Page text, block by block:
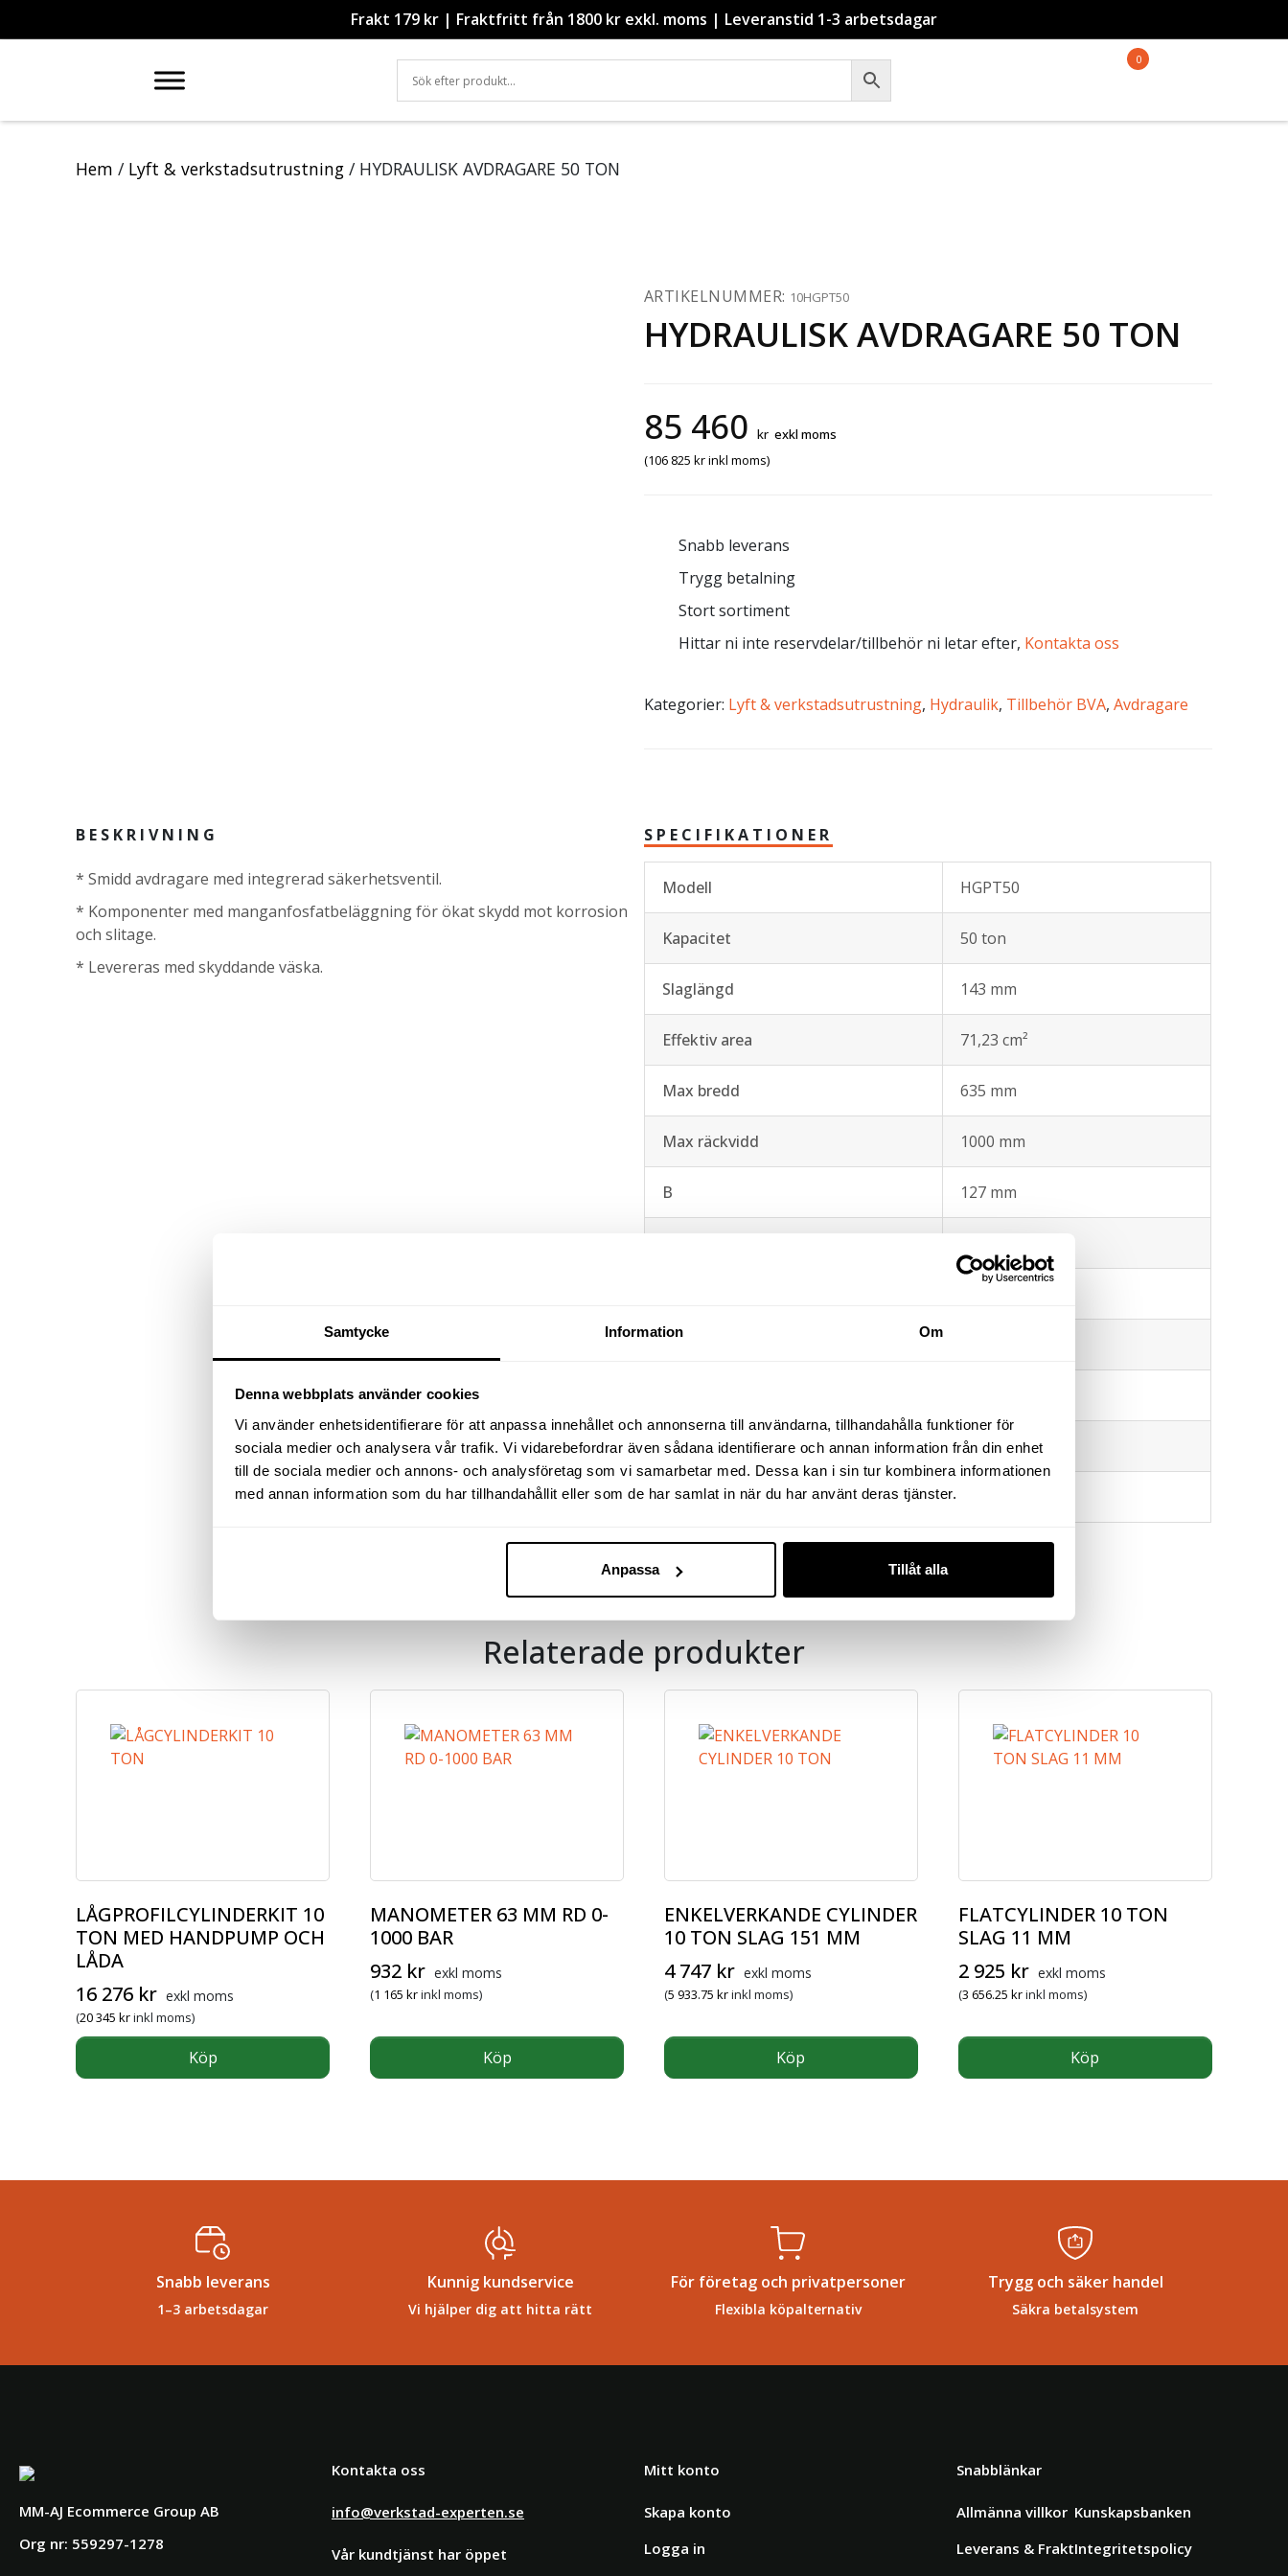
Samtycke Information Om
Denna webbplats använder cookies
Vi använder enhetsidentifierare för att anpassa innehållet och annonserna till användarna, tillhandahålla funktioner för
sociala medier och analysera vår trafik. Vi vidarebefordrar även sådana identifierare och annan information från din enhet
till de sociala medier och annons- och analysföretag som vi samarbetar med. Dessa kan i sin tur kombinera informationen
med annan information som du har tillhandahållit eller som de har samlat in när du har använt deras tjänster.
Anpassa Tillåt alla
Frakt 179 kr | Fraktfritt från 1800 kr exkl. moms | Leveranstid 1-3 arbetsdagar
0
Hem / Lyft & verkstadsutrustning / HYDRAULISK AVDRAGARE 50 TON
ARTIKELNUMMER: 10HGPT50
HYDRAULISK AVDRAGARE 50 TON
85 460 kr exkl moms
(106 825 krinkl moms)
Snabb leverans
Trygg betalning
Stort sortiment
Hittar ni inte reservdelar/tillbehör ni letar efter, Kontakta oss
Kategorier: Lyft & verkstadsutrustning, Hydraulik, Tillbehör BVA, Avdragare
BESKRIVNING
* Smidd avdragare med integrerad säkerhetsventil.
* Komponenter med manganfosfatbeläggning för ökat skydd mot korrosion
och slitage.
* Levereras med skyddande väska.
SPECIFIKATIONER
Modell HGPT50
Kapacitet 50 ton
Slaglängd 143 mm
Effektiv area 71,23 cm²
Max bredd 635 mm
Max räckvidd 1000 mm
B 127 mm
C1 32 mm
Vikt
Relaterade produkter
LÅGPROFILCYLINDERKIT 10
TON MED HANDPUMP OCH
LÅDA
16 276 kr exkl moms
(20 345krinkl moms)
Köp
MANOMETER 63 MM RD 0-
1000 BAR
932 kr exkl moms
(1 165krinkl moms)
Köp
ENKELVERKANDE CYLINDER
10 TON SLAG 151 MM
4 747 kr exkl moms
(5 933.75 krinkl moms)
Köp
FLATCYLINDER 10 TON
SLAG 11 MM
2 925 kr exkl moms
(3 656.25 krinkl moms)
Köp
Snabb leverans
1–3 arbetsdagar
Kunnig kundservice
Vi hjälper dig att hitta rätt
För företag och privatpersoner
Flexibla köpalternativ
Trygg och säker handel
Säkra betalsystem
MM-AJ Ecommerce Group AB
Org nr: 559297-1278
Kontakta oss
info@verkstad-experten.se
Vår kundtjänst har öppet
Mitt konto
Skapa konto
Logga in
Snabblänkar
Allmänna villkor
Leverans & Frakt
Kunskapsbanken
Integritetspolicy